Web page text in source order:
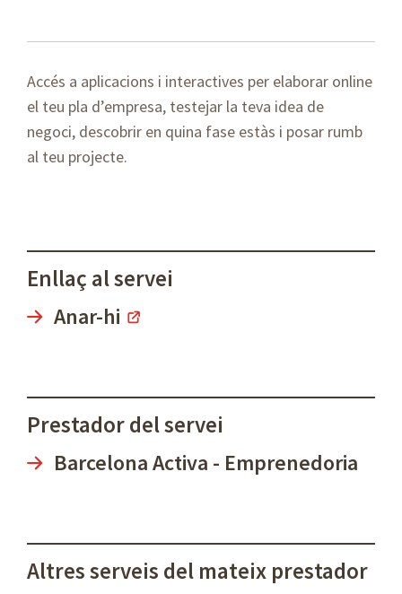
Accés a aplicacions i interactives per elaborar online
el teu pla d’empresa, testejar la teva idea de
negoci, descobrir en quina fase estàs i posar rumb
al teu projecte.
Enllaç al servei
Anar-hi
Prestador del servei
Barcelona Activa - Emprenedoria
Altres serveis del mateix prestador